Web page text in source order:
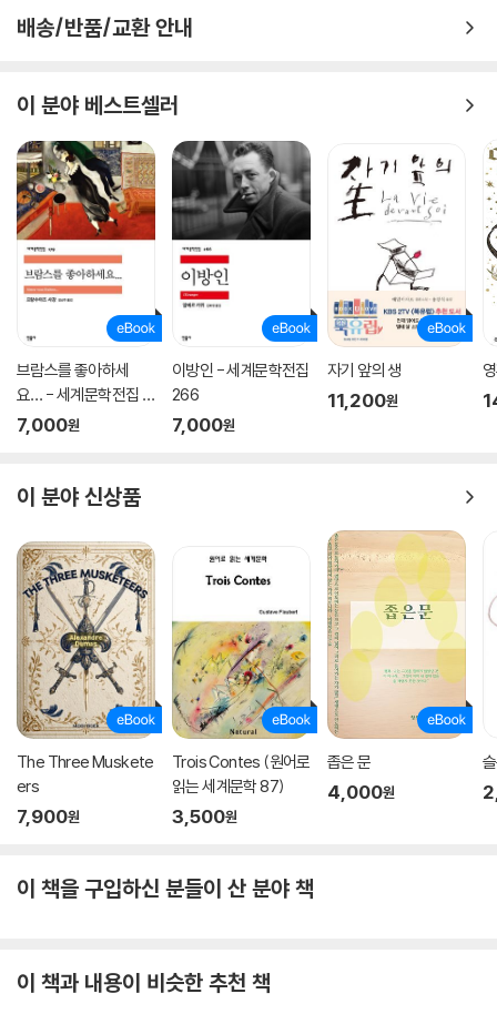
을 망치는 참새」), 지방 신문의 연수 기자 시절 살인 사건을 취재하며 겪은
황당한 일(「안개 속의 살인」), 아프리카 마냥개미 관찰에 목숨을 건 체험
(「대지의 이빨」), 최면을 통한 전생 퇴행으로 기억해 낸 1만 2천 년 전 자신
의 사랑 이야기(「아틀란티스의 사랑」) 등이 소설로 재구성되어 있다. 베르
베르는 이렇게 과거를 쓴 이유가〈그 일들을 잊지 않기 위해서〉이며 〈미래
를 보면 볼수록 나 자신의 과거가 증발한다는 느낌을 받기 때문〉이라고 머
리말에서 밝히고 있다.
회상과 상상이 그려 낸
미래와 과거의 이야기는 책 속에서 그렇게 엄밀한 경계를 갖지 않고 오히
려 하나의 고리처럼 맞물리며 이어진다. 수록 작품 전체의 주제라고도 할
〈어떤 현실이 미래에 존재할 수 있으려면, 누군가가 오늘 꿈에서 그 현실을
보아야 한다. 마찬가지로, 우리의 일상에서 놀라운 것이 있다면 그건 이미
우리 조상들이 꿈에서 본 것들이다. 그리고 앞으로 우리 아이들에게 일어
날 좋은 일은 우리 중 누군가가 지금 꿈에서 볼 수 있다.〉(1권 「내일 여자들
은」 중에서)
완전히 독립적으로 보이는 열입곱 편의 이야기는 이렇게 맞물려 돌아가는
과거와 미래, 그리고 〈인간 관찰〉이라는 하나의 큰 패러다임, 또 느슨하지
만 교묘한 연결을 갖는 소재들의 정교한 배치에 의해서 마치 한 편의 장편
소설처럼 읽히기도 한다. 베르베르는 『VSD』지와의 인터뷰에서 〈나의 미
래관과 추억의 조각들을 연결한 장편소설이라고 할 수 있다〉고 스스로 밝
힌 바 있다.
배송/반품/교환 안내
이 분야 베스트셀러
브람스를 좋아하세
요… - 세계문학전집 1
79
7,000원
이방인 - 세계문학전집
266
7,000원
자기 앞의 생
11,200원
이 분야 신상품
The Three Muskete
ers
7,900원
Trois Contes (원어로
읽는 세계문학 87)
3,500원
좁은 문
4,000원
이 책을 구입하신 분들이 산 분야 책
이 책과 내용이 비슷한 추천 책